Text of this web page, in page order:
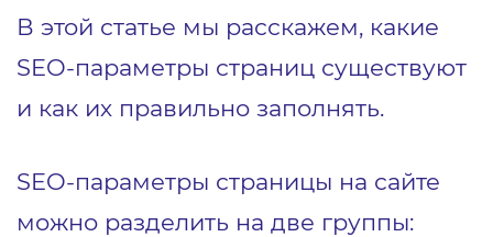
В этой статье мы расскажем, какие
SEO-параметры страниц существуют
и как их правильно заполнять.
SEO-параметры страницы на сайте
можно разделить на две группы: